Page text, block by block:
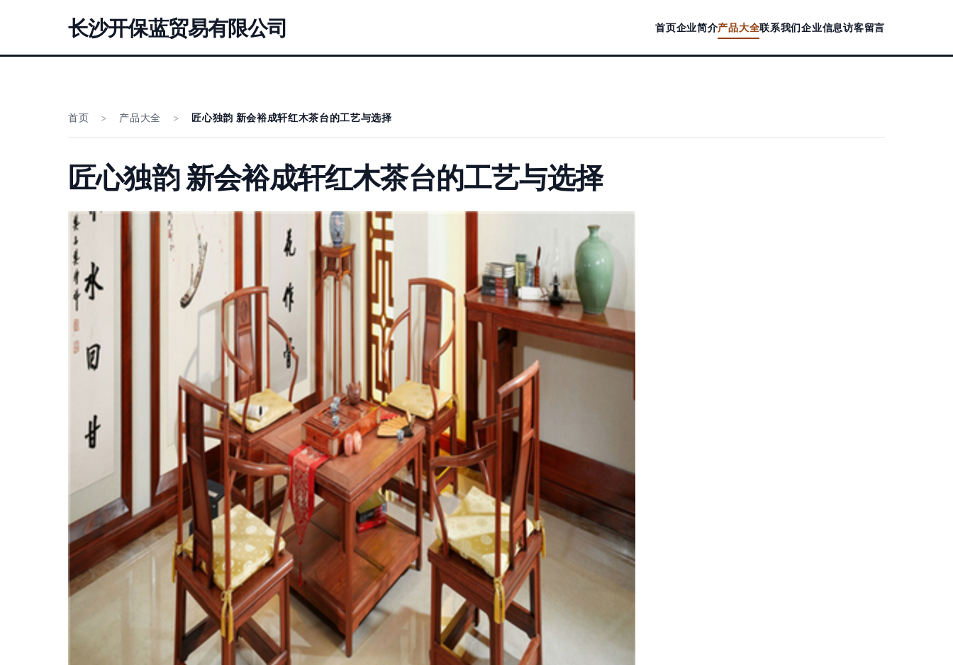
长沙开保蓝贸易有限公司 首页企业简介产品大全联系我们企业信息访客留言
首页 > 产品大全 > 匠心独韵 新会裕成轩红木茶台的工艺与选择
匠心独韵 新会裕成轩红木茶台的工艺与选择